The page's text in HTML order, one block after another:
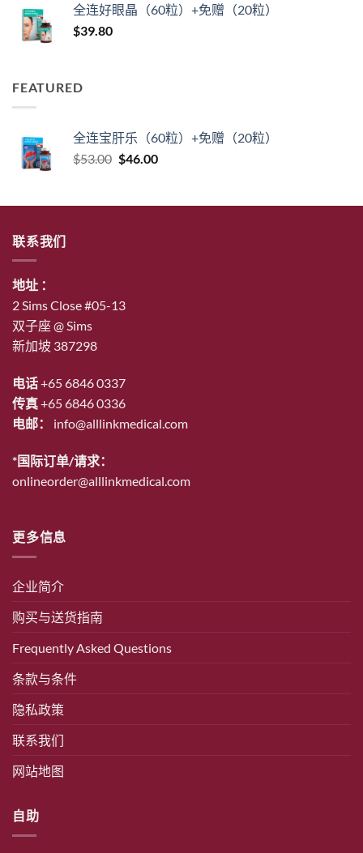
全连好眼晶（60粒）+免赠（20粒）
$39.80
FEATURED
全连宝肝乐（60粒）+免赠（20粒）
$53.00 原
$53.00。
$46.00当
格
联系我们
地址 ：
2 Sims Close #05-13
双子座 @ Sims
新加坡 387298
电话+65 6846 0337
传真+65 6846 0336
电邮： info@alllinkmedical.com
*国际订单/请求：
onlineorder@alllinkmedical.com
更多信息
企业简介
购买与送货指南
Frequently Asked Questions
条款与条件
隐私政策
联系我们
网站地图
自助